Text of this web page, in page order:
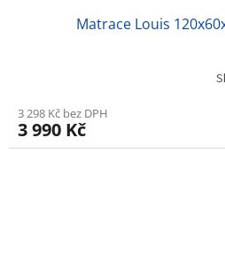
Matrace Louis
3 298 Kč bez DPH
3 990 Kč